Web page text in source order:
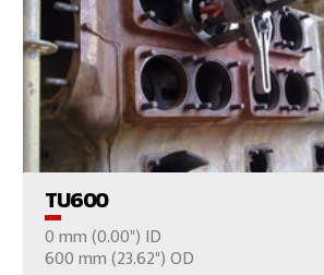
TU600
0 mm (0.00") ID
600 mm (23.62") OD
VER EL PRODUCTO